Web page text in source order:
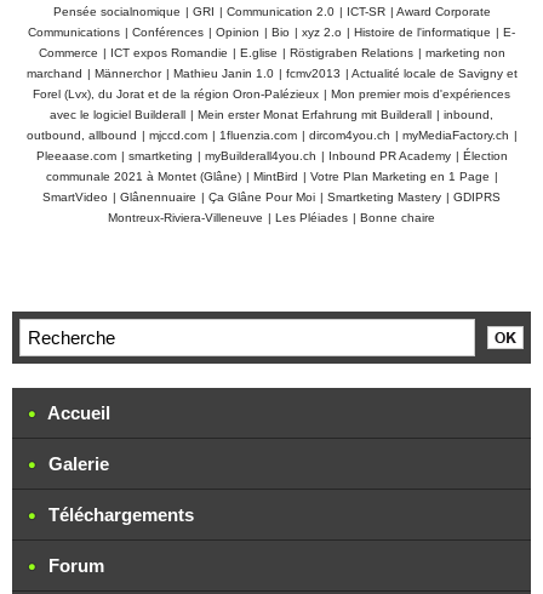
Pensée socialnomique | GRI | Communication 2.0 | ICT-SR | Award Corporate
Communications | Conférences | Opinion | Bio | xyz 2.o | Histoire de l'informatique | E-
Commerce | ICT expos Romandie | E.glise | Röstigraben Relations | marketing non
marchand | Männerchor | Mathieu Janin 1.0 | fcmv2013 | Actualité locale de Savigny et
Forel (Lvx), du Jorat et de la région Oron-Palézieux | Mon premier mois d'expériences
avec le logiciel Builderall | Mein erster Monat Erfahrung mit Builderall | inbound,
outbound, allbound | mjccd.com | 1fluenzia.com | dircom4you.ch | myMediaFactory.ch |
Pleeaase.com | smartketing | myBuilderall4you.ch | Inbound PR Academy | Élection
communale 2021 à Montet (Glâne) | MintBird | Votre Plan Marketing en 1 Page |
SmartVideo | Glânennuaire | Ça Glâne Pour Moi | Smartketing Mastery | GDIPRS
Montreux-Riviera-Villeneuve | Les Pléiades | Bonne chaire
Accueil
Galerie
Téléchargements
Forum